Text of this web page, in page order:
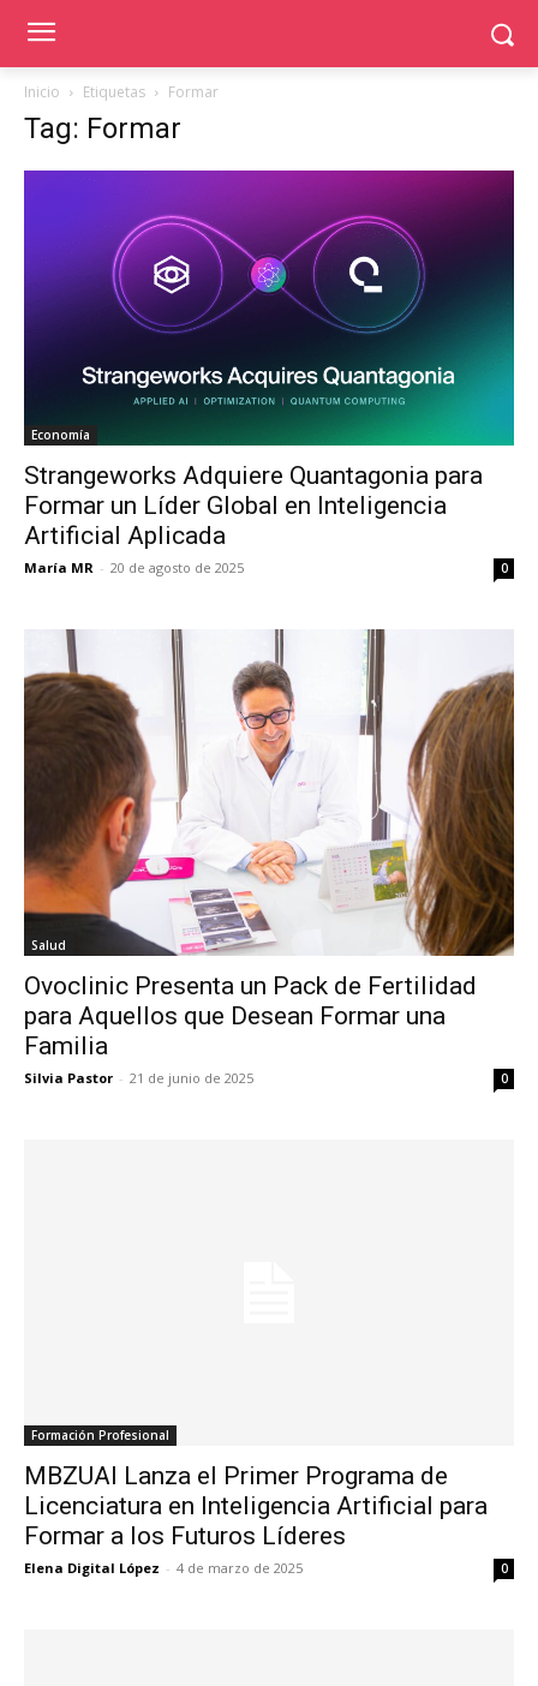
Inicio Etiquetas Formar
Tag: Formar
Economía
Strangeworks Adquiere Quantagonia para
Formar un Líder Global en Inteligencia
Artificial Aplicada
María MR - 20 de agosto de 2025 0
Salud
Ovoclinic Presenta un Pack de Fertilidad
para Aquellos que Desean Formar una
Familia
Silvia Pastor - 21 de junio de 2025 0
Formación Profesional
MBZUAI Lanza el Primer Programa de
Licenciatura en Inteligencia Artificial para
Formar a los Futuros Líderes
Elena Digital López - 4 de marzo de 2025 0